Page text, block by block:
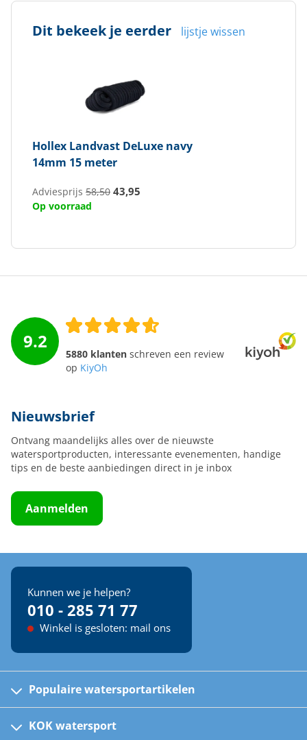
Dit bekeek je eerder lijstje wissen
Hollex Landvast DeLuxe navy
14mm 15 meter
Adviesprijs 58,50 43,95
Op voorraad
9.2
5880 klanten schreven een review
op KiyOh
Nieuwsbrief
Ontvang maandelijks alles over de nieuwste
watersportproducten, interessante evenementen, handige
tips en de beste aanbiedingen direct in je inbox
Aanmelden
Kunnen we je helpen?
010 - 285 71 77
Winkel is gesloten: mail ons
Populaire watersportartikelen
Kinder reddingsvesten
KOK watersport